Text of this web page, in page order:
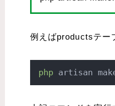
例えばproductsテー
php artisan